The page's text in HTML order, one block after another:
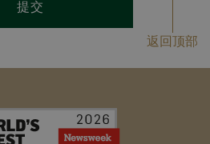
提交
返回顶部